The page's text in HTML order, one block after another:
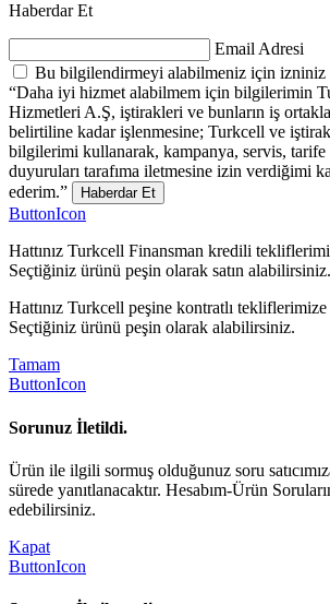
Haberdar Et
Email Adresi
Bu bilgilendirmeyi alabilmeniz için izniniz
“Daha iyi hizmet alabilmem için bilgilerimin
Hizmetleri A.Ş, iştirakleri ve bunların iş
belirtiline kadar işlenmesine; Turkcell ve
bilgilerimi kullanarak, kampanya, servis,
duyuruları tarafıma iletmesine izin verdiğimi
ederim.”
Haberdar Et
ButtonIcon
Hattınız Turkcell Finansman kredili
Seçtiğiniz ürünü peşin olarak satın alabilirsiniz.
Hattınız Turkcell peşine kontratlı
Seçtiğiniz ürünü peşin olarak alabilirsiniz.
Tamam
ButtonIcon
Sorunuz İletildi.
Ürün ile ilgili sormuş olduğunuz soru
sürede yanıtlanacaktır. Hesabım-Ürün
edebilirsiniz.
Kapat
ButtonIcon